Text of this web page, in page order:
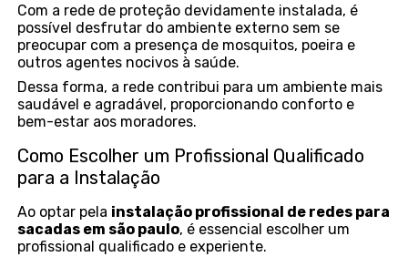
Com a rede de proteção devidamente instalada, é
possível desfrutar do ambiente externo sem se
preocupar com a presença de mosquitos, poeira e
outros agentes nocivos à saúde.
Dessa forma, a rede contribui para um ambiente mais
saudável e agradável, proporcionando conforto e
bem-estar aos moradores.
Como Escolher um Profissional Qualificado
para a Instalação
Ao optar pela instalação profissional de redes para
sacadas em são paulo, é essencial escolher um
profissional qualificado e experiente.